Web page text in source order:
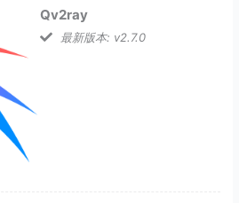
Qv2ray
最新版本: v2.7.0